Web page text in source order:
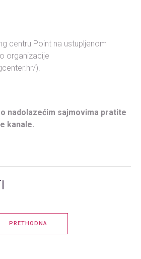
centru Point na ustupljenom
organizacije
).
nadolazećim sajmovima pratite
kanale.
PRETHODNA